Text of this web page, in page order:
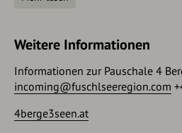
an der Promenade lohnt sich immer
Parken
Im Rahmen der Pauschalbuchung
inkludiert.
Parkplätze im Zentrum.
Weitere Informationen
Informationen zur Pauschale 4
incoming@fuschlseeregion.com
4berge3seen.at